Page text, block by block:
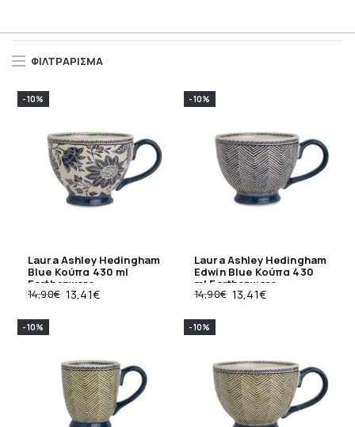
ΦΙΛΤΡΆΡΙΣΜΑ
-10%
Laura Ashley Hedingham
Blue Κούπα 430 ml
Earthenware
14,90€ 13,41€
-10%
Laura Ashley Hedingham
Edwin Blue Κούπα 430
ml Earthenware
14,90€ 13,41€
-10% -10%